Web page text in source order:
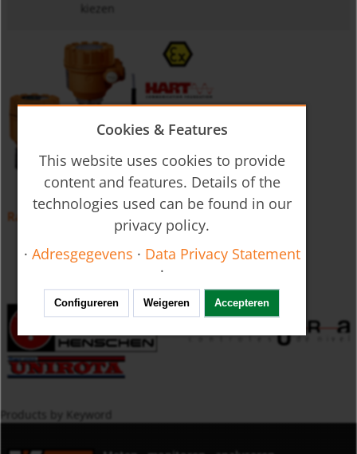
kiezen
Radar Niveautransmitter type NRE 80 GHz
Products by Keyword
Cookies & Features
This website uses cookies to provide
content and features. Details of the
technologies used can be found in our
privacy policy.
· Adresgegevens · Data Privacy Statement
·
Configureren Weigeren Accepteren